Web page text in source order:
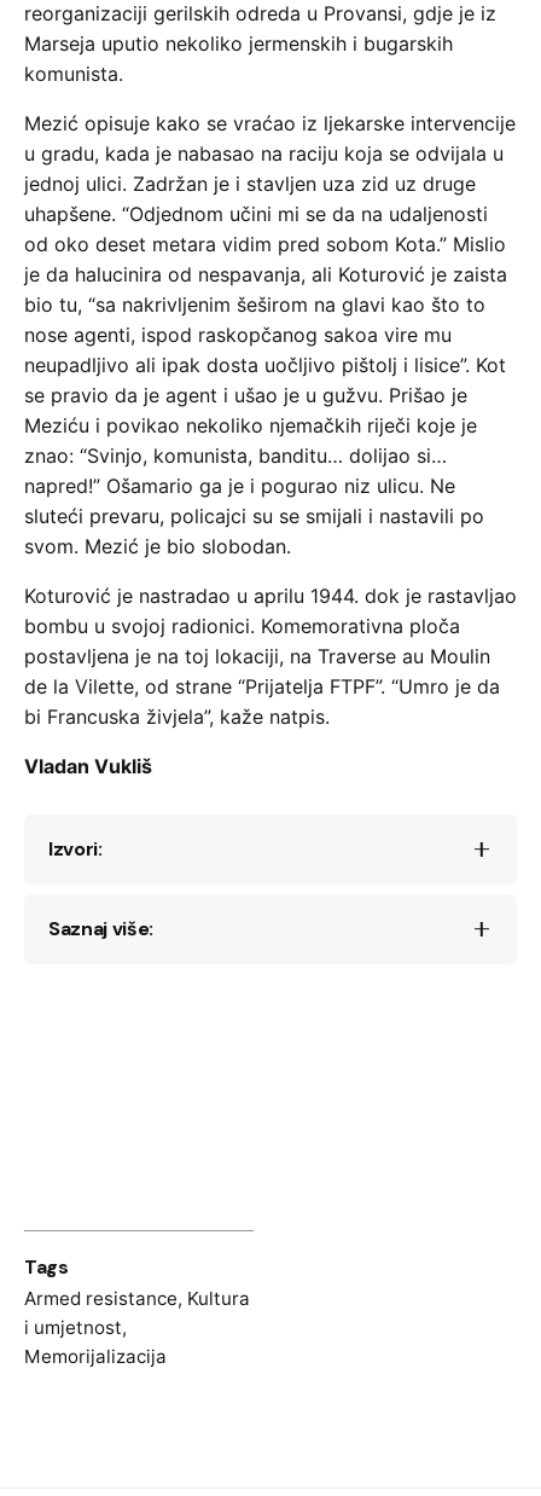
reorganizaciji gerilskih odreda u Provansi, gdje je iz
Marseja uputio nekoliko jermenskih i bugarskih
komunista.
Mezić opisuje kako se vraćao iz ljekarske intervencije
u gradu, kada je nabasao na raciju koja se odvijala u
jednoj ulici. Zadržan je i stavljen uza zid uz druge
uhapšene. “Odjednom učini mi se da na udaljenosti
od oko deset metara vidim pred sobom Kota.” Mislio
je da halucinira od nespavanja, ali Koturović je zaista
bio tu, “sa nakrivljenim šeširom na glavi kao što to
nose agenti, ispod raskopčanog sakoa vire mu
neupadljivo ali ipak dosta uočljivo pištolj i lisice”. Kot
se pravio da je agent i ušao je u gužvu. Prišao je
Meziću i povikao nekoliko njemačkih riječi koje je
znao: “Svinjo, komunista, banditu… dolijao si…
napred!” Ošamario ga je i pogurao niz ulicu. Ne
sluteći prevaru, policajci su se smijali i nastavili po
svom. Mezić je bio slobodan.
Koturović je nastradao u aprilu 1944. dok je rastavljao
bombu u svojoj radionici. Komemorativna ploča
postavljena je na toj lokaciji, na Traverse au Moulin
de la Vilette, od strane “Prijatelja FTPF”. “Umro je da
bi Francuska živjela”, kaže natpis.
Vladan Vukliš
Izvori:
Aleksandar Mezić, “Marselj,” in:
Saznaj više:
1968).
Rayski,Le sang de l'étranger. Les immigrés
de la MOI dans la
Arthème Fayard, 1989).
Tags
Armed resistance, Kultura
i umjetnost,
Memorijalizacija